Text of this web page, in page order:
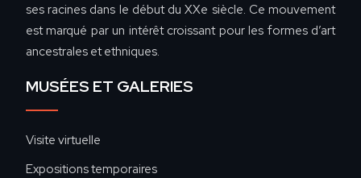
ses racines dans le début du XXe siècle. Ce mouvement
est marqué par un intérêt croissant pour les formes d’art
ancestrales et ethniques.
MUSÉES ET GALERIES
Visite virtuelle
Expositions temporaires